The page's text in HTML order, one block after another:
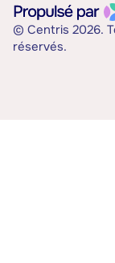
© Centris 2026.
réservés.